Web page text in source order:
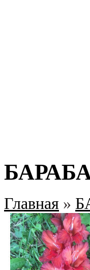
Главная »